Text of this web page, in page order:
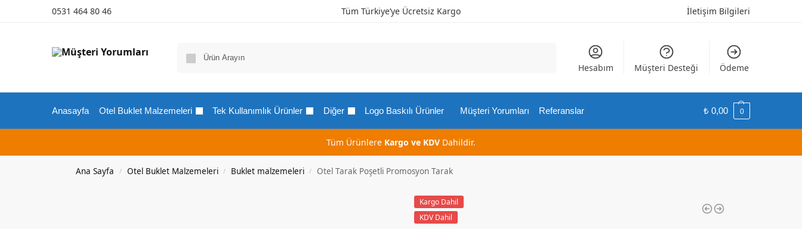
0531 464 80 46 Tüm Türkiye’ye Ücretsiz Kargo İletişim Bilgileri
Hesabım Müşteri Desteği Ödeme
Anasayfa Otel Buklet Malzemeleri Tek Kullanımlık Ürünler Diğer Logo Baskılı Ürünler Müşteri Yorumları Referanslar ₺ 0,00 0
Tüm Ürünlere Kargo ve KDV Dahildir.
Ana Sayfa / Otel Buklet Malzemeleri / Buklet malzemeleri / Otel Tarak Poşetli Promosyon Tarak
Kargo Dahil
KDV Dahil